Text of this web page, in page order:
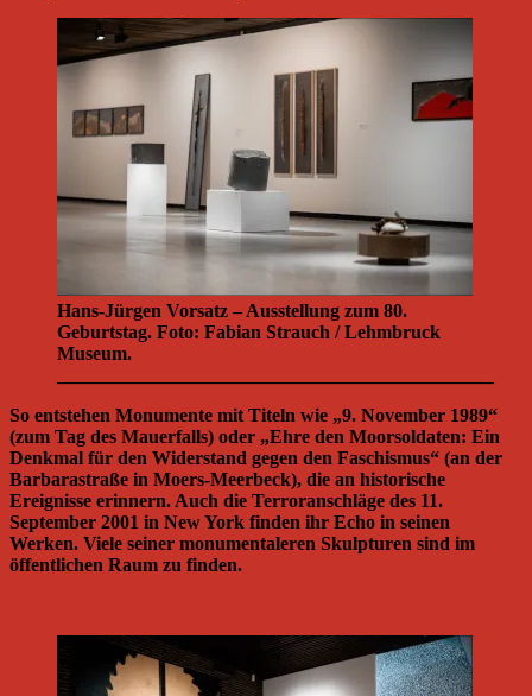
Hans-Jürgen Vorsatz – Ausstellung zum 80.
Geburtstag. Foto: Fabian Strauch / Lehmbruck
Museum.
So entstehen Monumente mit Titeln wie „9. November 1989“
(zum Tag des Mauerfalls) oder „Ehre den Moorsoldaten: Ein
Denkmal für den Widerstand gegen den Faschismus“ (an der
Barbarastraße in Moers-Meerbeck), die an historische
Ereignisse erinnern. Auch die Terroranschläge des 11.
September 2001 in New York finden ihr Echo in seinen
Werken. Viele seiner monumentaleren Skulpturen sind im
öffentlichen Raum zu finden.